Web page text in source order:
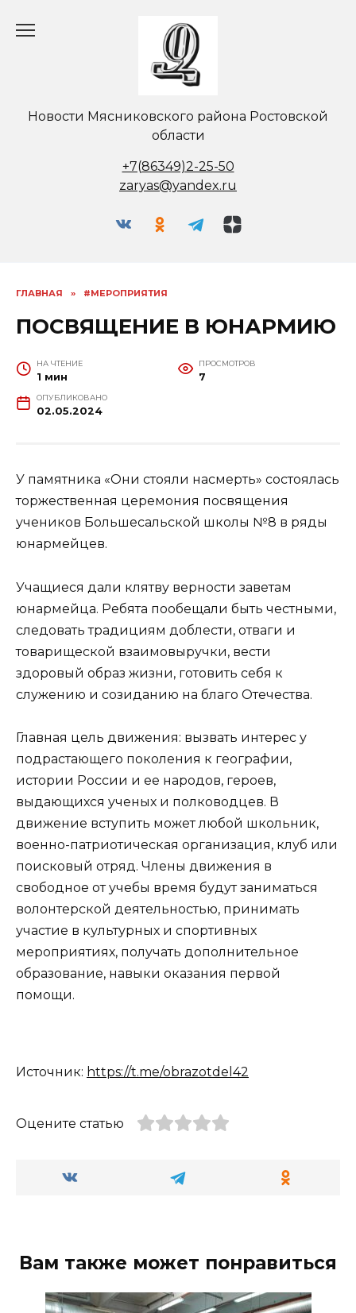
Новости Мясниковского района Ростовской
области
+7(86349)2-25-50
zaryas@yandex.ru
ГЛАВНАЯ » #МЕРОПРИЯТИЯ
ПОСВЯЩЕНИЕ В ЮНАРМИЮ
НА ЧТЕНИЕ
1 мин
ПРОСМОТРОВ
7
ОПУБЛИКОВАНО
02.05.2024
У памятника «Они стояли насмерть» состоялась
торжественная церемония посвящения
учеников Большесальской школы №8 в ряды
юнармейцев.
Учащиеся дали клятву верности заветам
юнармейца. Ребята пообещали быть честными,
следовать традициям доблести, отваги и
товарищеской взаимовыручки, вести
здоровый образ жизни, готовить себя к
служению и созиданию на благо Отечества.
Главная цель движения: вызвать интерес у
подрастающего поколения к географии,
истории России и ее народов, героев,
выдающихся ученых и полководцев. В
движение вступить может любой школьник,
военно-патриотическая организация, клуб или
поисковый отряд. Члены движения в
свободное от учебы время будут заниматься
волонтерской деятельностью, принимать
участие в культурных и спортивных
мероприятиях, получать дополнительное
образование, навыки оказания первой
помощи.
Источник: https://t.me/obrazotdel42
Оцените статью
Вам также может понравиться